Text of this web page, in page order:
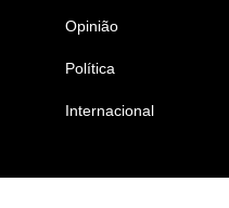
Opinião
Política
Internacional